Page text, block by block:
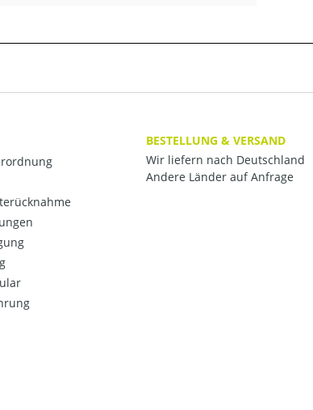
BESTELLUNG & VERSAND
Wir liefern nach Deutschland
Andere Länder auf Anfrage